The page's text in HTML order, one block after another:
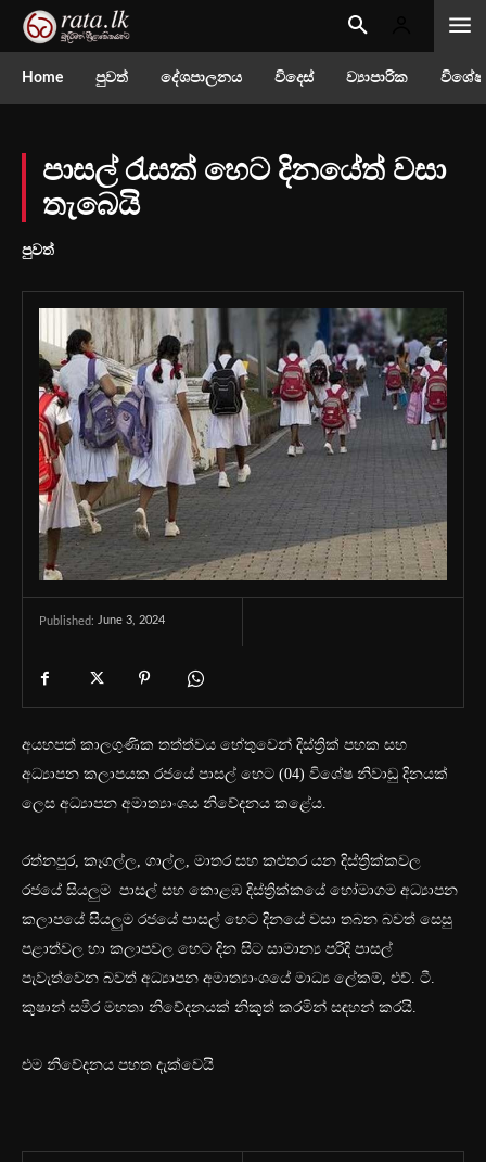
Home පුවත් දේශපාලනය විදෙස් ව්‍යාපාරික
පාසල් රැසක් හෙට දිනයේත් වසා
තැබෙයි
පුවත්
Published: June 3, 2024
අයහපත් කාලගුණික තත්ත්වය හේතුවෙන් දිස්ත්‍රික් පහක සහ
අධ්‍යාපන කලාපයක රජයේ පාසල් හෙට (04) විශේෂ නිවාඩු දිනයක්
ලෙස අධ්‍යාපන අමාත්‍යාංශය නිවේදනය කළේය.
රත්නපුර, කෑගල්ල, ගාල්ල, මාතර සහ කළුතර යන දිස්ත්‍රික්කවල
රජයේ සියලුම පාසල් සහ කොළඹ දිස්ත්‍රික්කයේ හෝමාගම අධ්‍යාපන
කලාපයේ සියලුම රජයේ පාසල් හෙට දිනයේ වසා තබන බවත් සෙසු
පළාත්වල හා කලාපවල හෙට දින සිට සාමාන්‍ය පරිදි පාසල්
පැවැත්වෙන බවත් අධ්‍යාපන අමාත්‍යාංශයේ මාධ්‍ය ලේකම්, එච්. ටී.
කුෂාන් සමීර මහතා නිවේදනයක් නිකුත් කරමින් සඳහන් කරයි.
එම නිවේදනය පහත දැක්වෙයි